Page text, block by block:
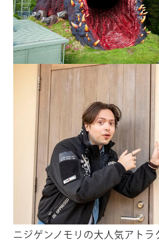
ニジゲンノモリの大人気アトラ